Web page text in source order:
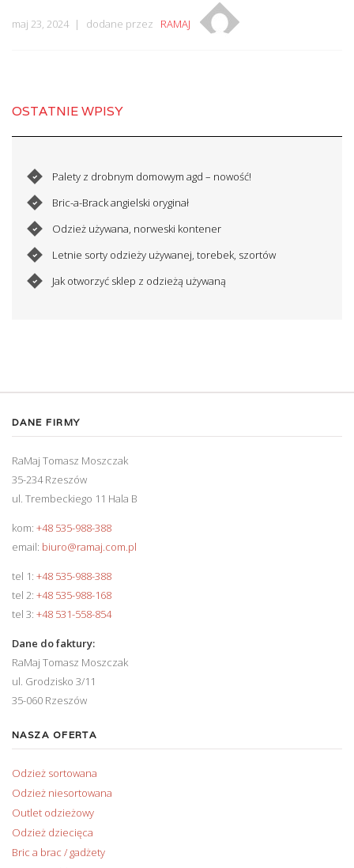
maj 23, 2024 dodane przez RAMAJ
OSTATNIE WPISY
Palety z drobnym domowym agd – nowość!
Bric-a-Brack angielski oryginał
Odzież używana, norweski kontener
Letnie sorty odzieży używanej, torebek, szortów
Jak otworzyć sklep z odzieżą używaną
DANE FIRMY
RaMaj Tomasz Moszczak
35-234 Rzeszów
ul. Trembeckiego 11 Hala B
kom: +48 535-988-388
email: biuro@ramaj.com.pl
tel 1: +48 535-988-388
tel 2: +48 535-988-168
tel 3: +48 531-558-854
Dane do faktury:
RaMaj Tomasz Moszczak
ul. Grodzisko 3/11
35-060 Rzeszów
NASZA OFERTA
Odzież sortowana
Odzież niesortowana
Outlet odzieżowy
Odzież dziecięca
Bric a brac / gadżety